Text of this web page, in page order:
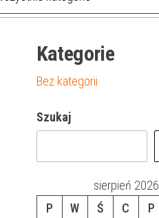
Kategorie
Bez kategorii
Szukaj
sierpień 2026
P
W Ś C P